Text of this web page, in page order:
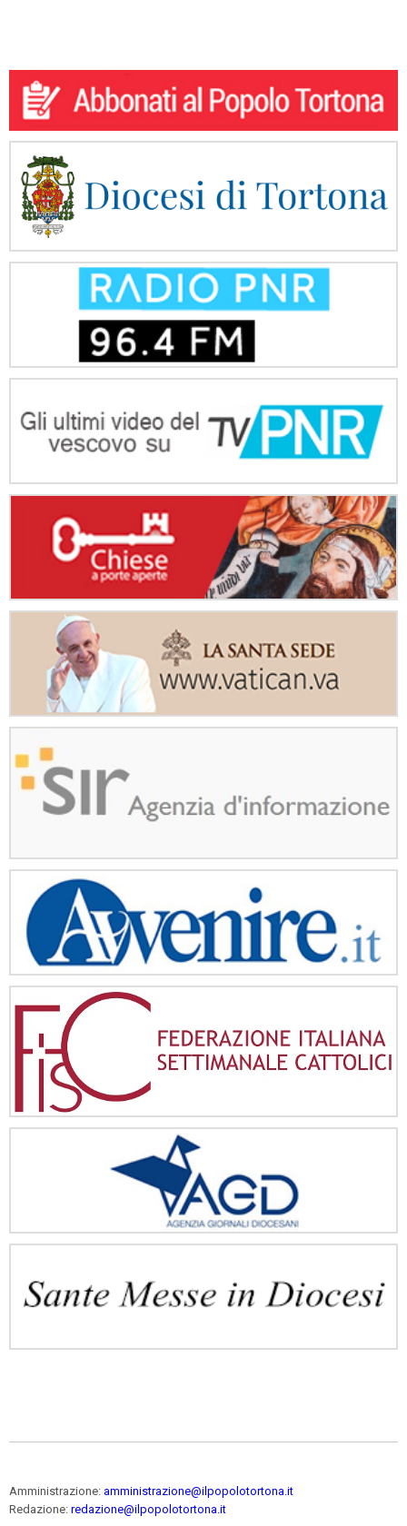
Amministrazione: amministrazione@ilpopolotortona.it
Redazione: redazione@ilpopolotortona.it